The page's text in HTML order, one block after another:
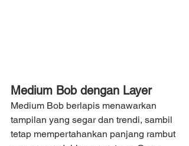
Medium Bob dengan Layer
Medium Bob berlapis menawarkan
tampilan yang segar dan trendi, sambil
tetap mempertahankan panjang rambut